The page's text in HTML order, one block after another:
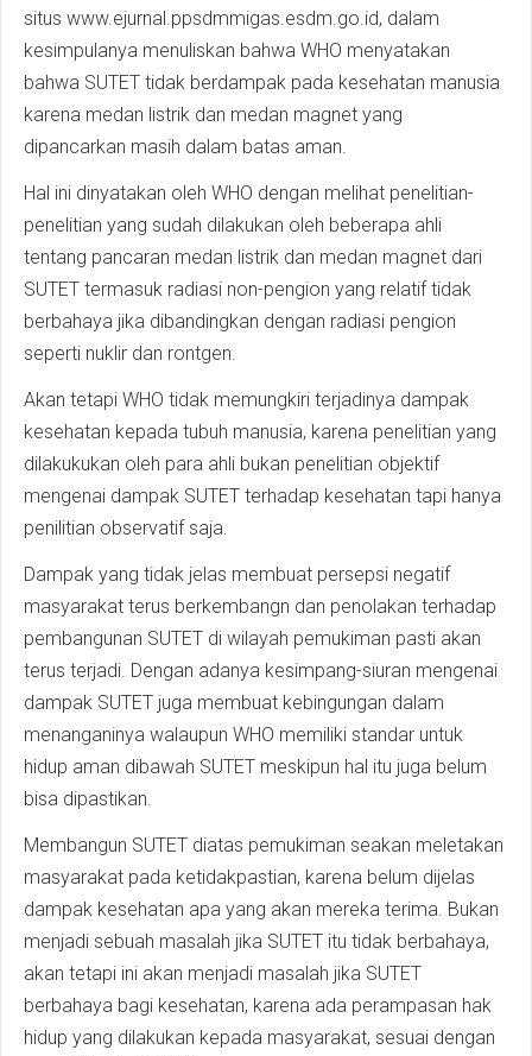
situs www.ejurnal.ppsdmmigas.esdm.go.id, dalam
kesimpulanya menuliskan bahwa WHO menyatakan
bahwa SUTET tidak berdampak pada kesehatan manusia
karena medan listrik dan medan magnet yang
dipancarkan masih dalam batas aman.
Hal ini dinyatakan oleh WHO dengan melihat penelitian-
penelitian yang sudah dilakukan oleh beberapa ahli
tentang pancaran medan listrik dan medan magnet dari
SUTET termasuk radiasi non-pengion yang relatif tidak
berbahaya jika dibandingkan dengan radiasi pengion
seperti nuklir dan rontgen.
Akan tetapi WHO tidak memungkiri terjadinya dampak
kesehatan kepada tubuh manusia, karena penelitian yang
dilakukukan oleh para ahli bukan penelitian objektif
mengenai dampak SUTET terhadap kesehatan tapi hanya
penilitian observatif saja.
Dampak yang tidak jelas membuat persepsi negatif
masyarakat terus berkembangn dan penolakan terhadap
pembangunan SUTET di wilayah pemukiman pasti akan
terus terjadi. Dengan adanya kesimpang-siuran mengenai
dampak SUTET juga membuat kebingungan dalam
menanganinya walaupun WHO memiliki standar untuk
hidup aman dibawah SUTET meskipun hal itu juga belum
bisa dipastikan.
Membangun SUTET diatas pemukiman seakan meletakan
masyarakat pada ketidakpastian, karena belum dijelas
dampak kesehatan apa yang akan mereka terima. Bukan
menjadi sebuah masalah jika SUTET itu tidak berbahaya,
akan tetapi ini akan menjadi masalah jika SUTET
berbahaya bagi kesehatan, karena ada perampasan hak
hidup yang dilakukan kepada masyarakat, sesuai dengan